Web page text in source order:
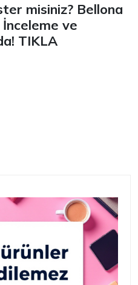
misiniz? Bellona
ve
TIKLA